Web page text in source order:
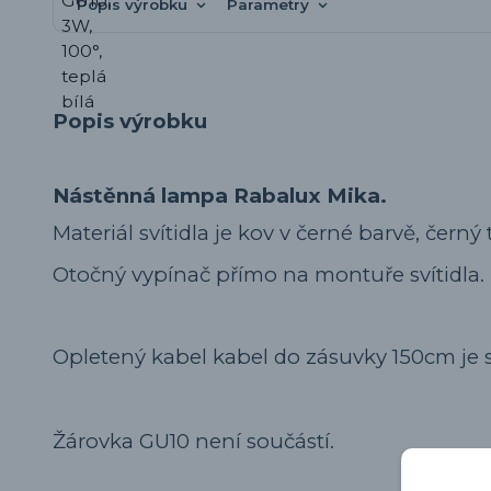
Popis výrobku Parametry
Popis výrobku
Nástěnná lampa Rabalux Mika.
Materiál svítidla je kov v černé barvě,
Otočný vypínač přímo na montuře svítidla.
Opletený kabel kabel do zásuvky 150cm je
Žárovka GU10 není součástí.